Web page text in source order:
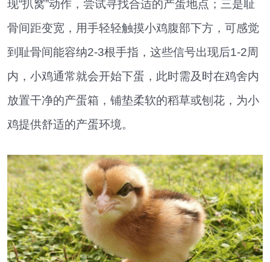
现“扒窝”动作，尝试寻找合适的产蛋地点；三是耻
骨间距变宽，用手轻轻触摸小鸡腹部下方，可感觉
到耻骨间能容纳2-3根手指，这些信号出现后1-2周
内，小鸡通常就会开始下蛋，此时需及时在鸡舍内
放置干净的产蛋箱，铺垫柔软的稻草或刨花，为小
鸡提供舒适的产蛋环境。